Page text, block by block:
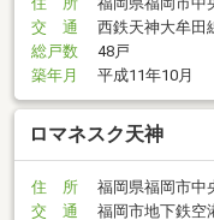
交 通
西鉄天神大牟田
総戸数
48戸
築年月
平成11年10月
ロマネスク天神
住 所
福岡県福岡市中
交 通
福岡市地下鉄空